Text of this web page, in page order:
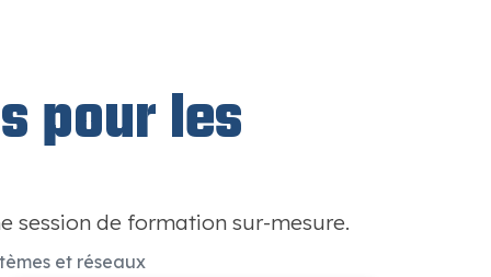
pour les
session de formation sur-mesure.
et réseaux